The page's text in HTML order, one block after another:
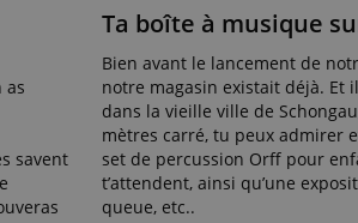
as
savent
Ta boîte à musique
Bien avant le lancement de
notre magasin existait déjà. Et
dans la vieille ville de
mètres carré, tu peux admirer
set de percussion Orff pour
t’attendent, ainsi qu’une
queue, etc..
11 mois 4
semaines
Ce cookie est utilisé pour
utilisateur sur le site,
concerne le processus de
une expérience de
efficace.
1 an 1
mois
Session
Ce cookie est utilisé
la session utilisateur à